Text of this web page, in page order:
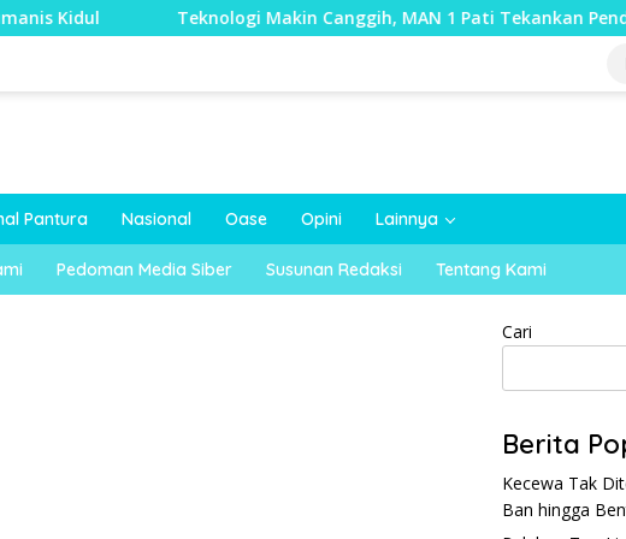
Teknologi Makin Canggih, MAN 1 Pati Tekankan Pendidikan
Pantura Nasional Oase Opini Lainnya
Pedoman Media Siber Susunan Redaksi Tentang Kami
Cari
Berita
Kecewa Tak
Ban hingga